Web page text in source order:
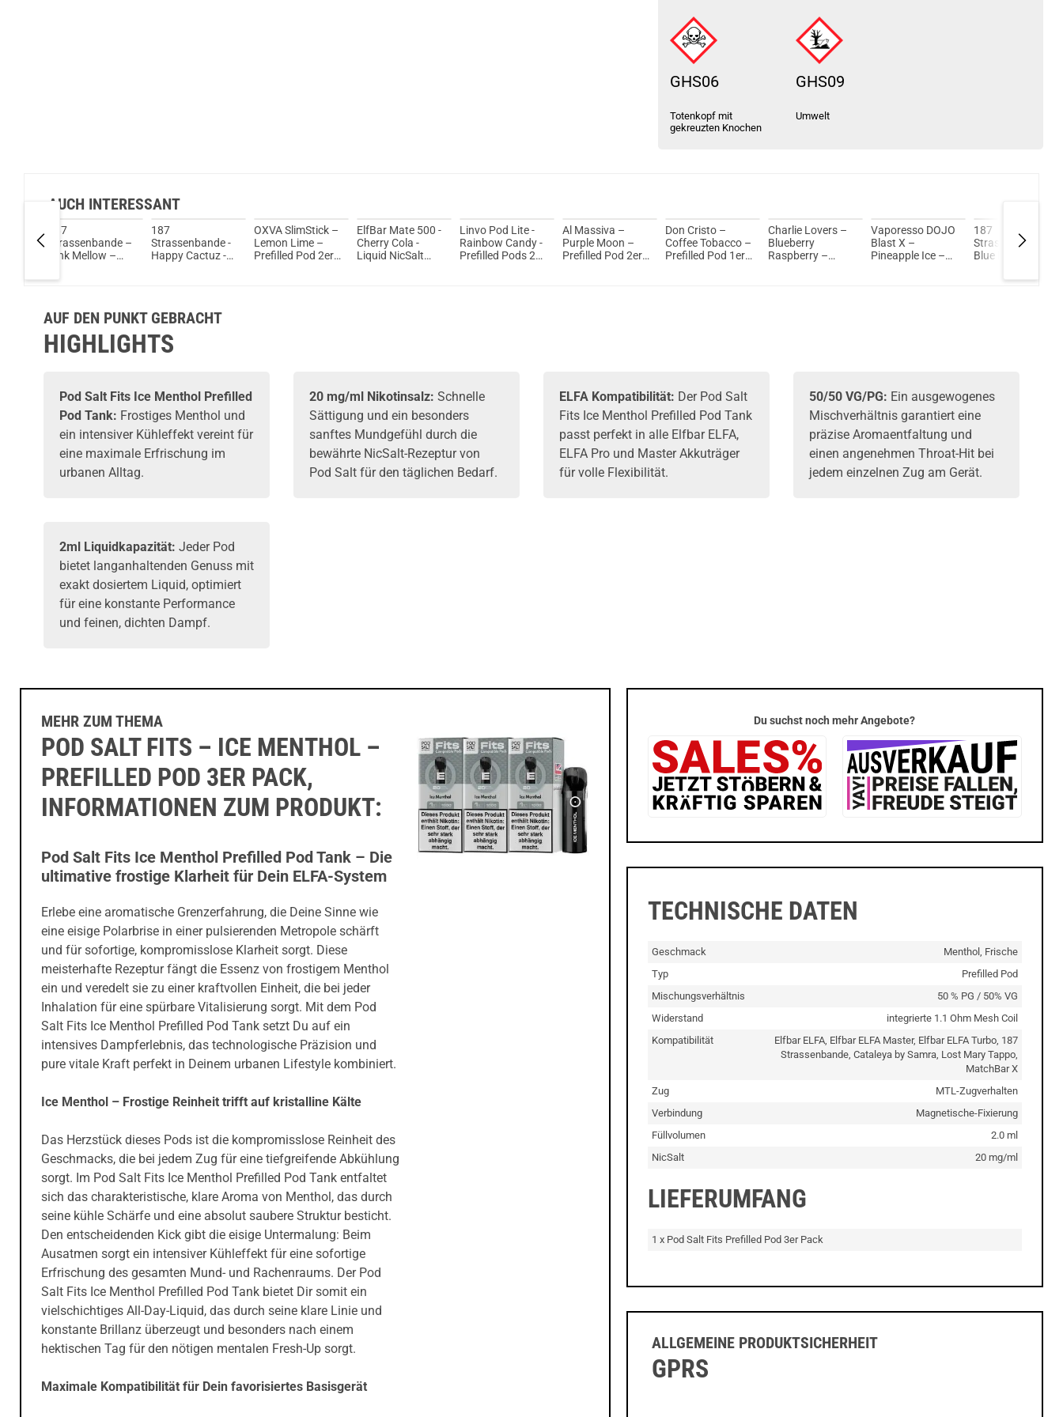
GHS06
Totenkopf mit
gekreuzten Knochen
GHS09
Umwelt
AUCH INTERESSANT
187
Strassenbande –
Pink Mellow –
Pack
187
Strassenbande -
Happy Cactuz -
OXVA SlimStick –
Lemon Lime –
Prefilled Pod 2er
ElfBar Mate 500 -
Cherry Cola -
Liquid NicSalt
Linvo Pod Lite -
Rainbow Candy -
Prefilled Pods 2er
Al Massiva –
Purple Moon –
Prefilled Pod 2er
Don Cristo –
Coffee Tobacco –
Prefilled Pod 1er
Charlie Lovers –
Blueberry
Raspberry –
Vaporesso DOJO
Blast X –
Pineapple Ice –
187
Strassenbande –
Blue Devil –
AUF DEN PUNKT GEBRACHT
HIGHLIGHTS
Pod Salt Fits Ice Menthol Prefilled
Pod Tank: Frostiges Menthol und
ein intensiver Kühleffekt vereint für
eine maximale Erfrischung im
urbanen Alltag.
20 mg/ml Nikotinsalz: Schnelle
Sättigung und ein besonders
sanftes Mundgefühl durch die
bewährte NicSalt-Rezeptur von
Pod Salt für den täglichen Bedarf.
ELFA Kompatibilität: Der Pod Salt
Fits Ice Menthol Prefilled Pod Tank
passt perfekt in alle Elfbar ELFA,
ELFA Pro und Master Akkuträger
für volle Flexibilität.
50/50 VG/PG: Ein ausgewogenes
Mischverhältnis garantiert eine
präzise Aromaentfaltung und
einen angenehmen Throat-Hit bei
jedem einzelnen Zug am Gerät.
2ml Liquidkapazität: Jeder Pod
bietet langanhaltenden Genuss mit
exakt dosiertem Liquid, optimiert
für eine konstante Performance
und feinen, dichten Dampf.
MEHR ZUM THEMA
POD SALT FITS – ICE MENTHOL –
PREFILLED POD 3ER PACK,
INFORMATIONEN ZUM PRODUKT:
Pod Salt Fits Ice Menthol Prefilled Pod Tank – Die
ultimative frostige Klarheit für Dein ELFA-System
Erlebe eine aromatische Grenzerfahrung, die Deine Sinne wie
eine eisige Polarbrise in einer pulsierenden Metropole schärft
und für sofortige, kompromisslose Klarheit sorgt. Diese
meisterhafte Rezeptur fängt die Essenz von frostigem Menthol
ein und veredelt sie zu einer kraftvollen Einheit, die bei jeder
Inhalation für eine spürbare Vitalisierung sorgt. Mit dem Pod
Salt Fits Ice Menthol Prefilled Pod Tank setzt Du auf ein
intensives Dampferlebnis, das technologische Präzision und
pure vitale Kraft perfekt in Deinem urbanen Lifestyle kombiniert.
Ice Menthol – Frostige Reinheit trifft auf kristalline Kälte
Das Herzstück dieses Pods ist die kompromisslose Reinheit des
Geschmacks, die bei jedem Zug für eine tiefgreifende Abkühlung
sorgt. Im Pod Salt Fits Ice Menthol Prefilled Pod Tank entfaltet
sich das charakteristische, klare Aroma von Menthol, das durch
seine kühle Schärfe und eine absolut saubere Struktur besticht.
Den entscheidenden Kick gibt die eisige Untermalung: Beim
Ausatmen sorgt ein intensiver Kühleffekt für eine sofortige
Erfrischung des gesamten Mund- und Rachenraums. Der Pod
Salt Fits Ice Menthol Prefilled Pod Tank bietet Dir somit ein
vielschichtiges All-Day-Liquid, das durch seine klare Linie und
konstante Brillanz überzeugt und besonders nach einem
hektischen Tag für den nötigen mentalen Fresh-Up sorgt.
Maximale Kompatibilität für Dein favorisiertes Basisgerät
Du suchst noch mehr Angebote?
TECHNISCHE DATEN
Geschmack
Menthol, Frische
Typ
Prefilled Pod
Mischungsverhältnis
50 % PG / 50% VG
Widerstand
integrierte 1.1 Ohm Mesh Coil
Kompatibilität
Elfbar ELFA, Elfbar ELFA Master, Elfbar ELFA Turbo, 187
Strassenbande, Cataleya by Samra, Lost Mary Tappo,
MatchBar X
Zug
MTL-Zugverhalten
Verbindung
Magnetische-Fixierung
Füllvolumen
2.0 ml
NicSalt
20 mg/ml
LIEFERUMFANG
1 x Pod Salt Fits Prefilled Pod 3er Pack
ALLGEMEINE PRODUKTSICHERHEIT
GPRS